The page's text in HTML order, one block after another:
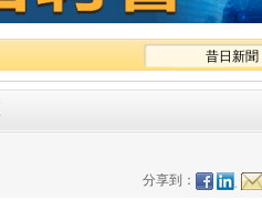
昔日新聞
分享到：